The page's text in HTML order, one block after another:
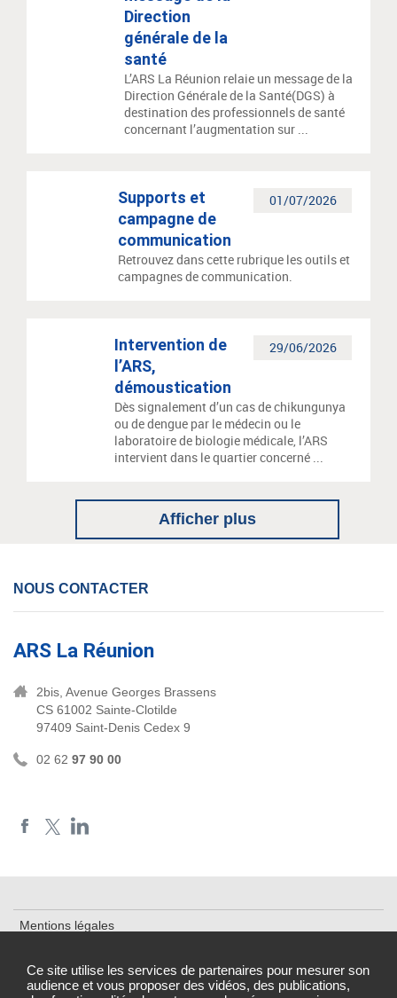
Ce site utilise les services de partenaires pour mesurer son
audience et vous proposer des vidéos, des publications,
Direction
générale de la
santé
L’ARS La Réunion relaie un message de la
Direction Générale de la Santé(DGS) à
destination des professionnels de santé
concernant l’augmentation sur ...
01/07/2026
Supports et
campagne de
communication
Retrouvez dans cette rubrique les outils et
campagnes de communication.
29/06/2026
Intervention de
l’ARS,
démoustication
Dès signalement d’un cas de chikungunya
ou de dengue par le médecin ou le
laboratoire de biologie médicale, l’ARS
intervient dans le quartier concerné ...
Afficher plus
NOUS CONTACTER
ARS La Réunion
2bis, Avenue Georges Brassens
CS 61002 Sainte-Clotilde
97409 Saint-Denis Cedex 9
02 62 97 90 00
Mentions légales
Accessibilité : partiellement conforme